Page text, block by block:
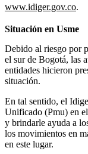
www.idiger.gov.co.
Situación en Usme
Debido al riesgo por
el sur de Bogotá, las
entidades hicieron
situación.
En tal sentido, el
Unificado (Pmu) en
y brindarle ayuda a
los movimientos en
en este lugar.